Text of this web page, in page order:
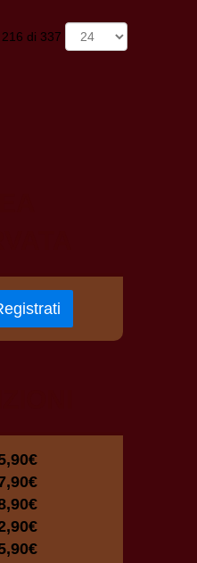
di 337